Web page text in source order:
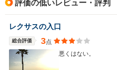
評価の低いレビュー・評判
レクサスの入口
総合評価 3点
悪くはない。